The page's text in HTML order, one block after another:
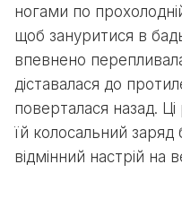
ногами по
щоб зануритися в
впевнено
діставалася до
поверталася назад.
їй колосальний заряд
відмінний настрій на